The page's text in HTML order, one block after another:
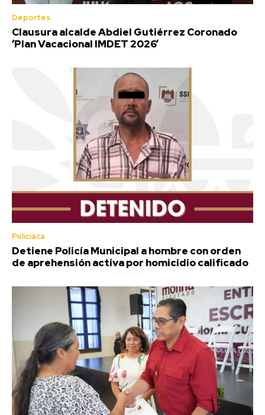
Deportes
Clausura alcalde Abdiel Gutiérrez Coronado
‘Plan Vacacional IMDET 2026’
Policiaca
Detiene Policía Municipal a hombre con orden
de aprehensión activa por homicidio calificado